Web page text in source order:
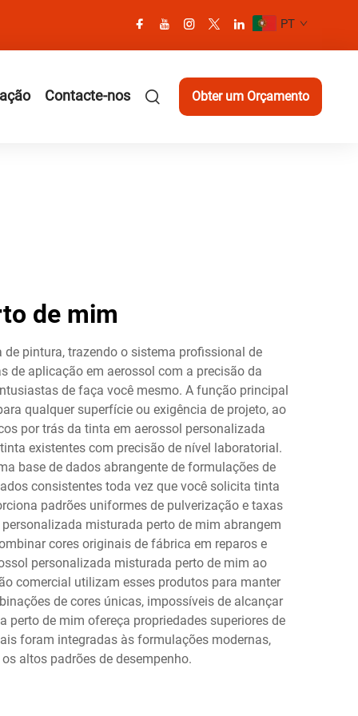
PT
Contacte-nos Obter um Orçamento
de mim
pintura, trazendo o sistema profissional de
de aplicação em aerossol com a precisão da
de faça você mesmo. A função principal
qualquer superfície ou exigência de projeto, ao
por trás da tinta em aerossol personalizada
existentes com precisão de nível laboratorial.
base de dados abrangente de formulações de
consistentes toda vez que você solicita tinta
padrões uniformes de pulverização e taxas
misturada perto de mim abrangem
cores originais de fábrica em reparos e
personalizada misturada perto de mim ao
comercial utilizam esses produtos para manter
de cores únicas, impossíveis de alcançar
de mim ofereça propriedades superiores de
foram integradas às formulações modernas,
altos padrões de desempenho.